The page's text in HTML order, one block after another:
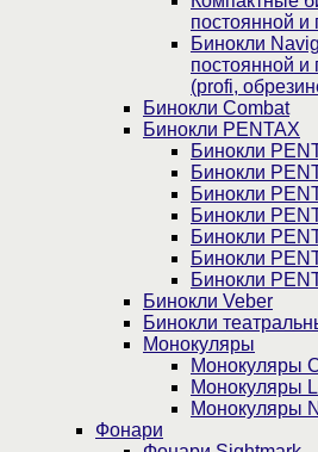
постоянной и
Бинокли
постоянной и
(profi,
Бинокли Combat
Бинокли PENTAX
Бинокли
Бинокли
Бинокли
Бинокли
Бинокли
Бинокли
Бинокли
Бинокли Veber
Бинокли
Монокуляры
Монокуляры
Монокуляры
Монокуляры
Фонари